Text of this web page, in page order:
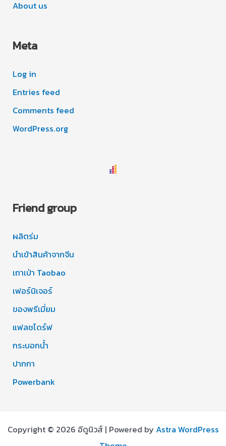
About us
Meta
Log in
Entries feed
Comments feed
WordPress.org
Friend group
ผลิตร่ม
นำเข้าสินค้าจากจีน
เถาเป่า Taobao
เฟอร์นิเจอร์
ของพรีเมี่ยม
แฟลชไดร์ฟ
กระบอกน้ำ
ปากกา
Powerbank
Copyright © 2026 อีดูนิวส์ | Powered by Astra WordPress